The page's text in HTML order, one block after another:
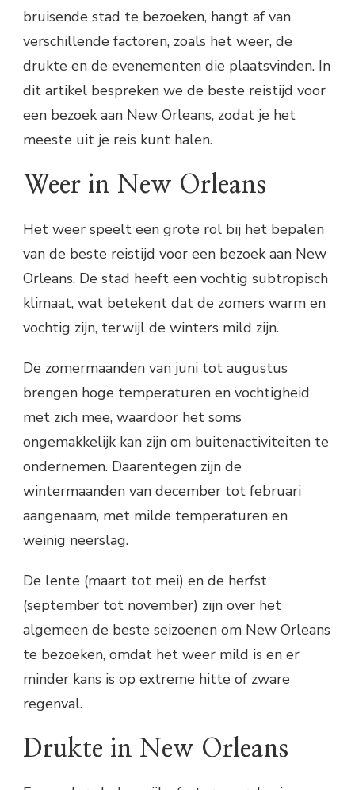
bruisende stad te bezoeken, hangt af van
verschillende factoren, zoals het weer, de
drukte en de evenementen die plaatsvinden. In
dit artikel bespreken we de beste reistijd voor
een bezoek aan New Orleans, zodat je het
meeste uit je reis kunt halen.
Weer in New Orleans
Het weer speelt een grote rol bij het bepalen
van de beste reistijd voor een bezoek aan New
Orleans. De stad heeft een vochtig subtropisch
klimaat, wat betekent dat de zomers warm en
vochtig zijn, terwijl de winters mild zijn.
De zomermaanden van juni tot augustus
brengen hoge temperaturen en vochtigheid
met zich mee, waardoor het soms
ongemakkelijk kan zijn om buitenactiviteiten te
ondernemen. Daarentegen zijn de
wintermaanden van december tot februari
aangenaam, met milde temperaturen en
weinig neerslag.
De lente (maart tot mei) en de herfst
(september tot november) zijn over het
algemeen de beste seizoenen om New Orleans
te bezoeken, omdat het weer mild is en er
minder kans is op extreme hitte of zware
regenval.
Drukte in New Orleans